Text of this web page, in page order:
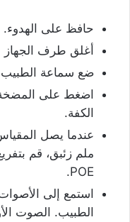
حافظ على الهدوء.
أغلق طرف الجهاز
ضع سماعة
اضغط على المضخة
الكفة.
ملم زئبق، قم
POE.
استمع إلى
الطبيب. الصوت